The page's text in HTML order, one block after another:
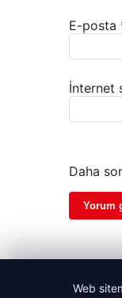
E-posta
İnternet
Daha
© 2026
Web